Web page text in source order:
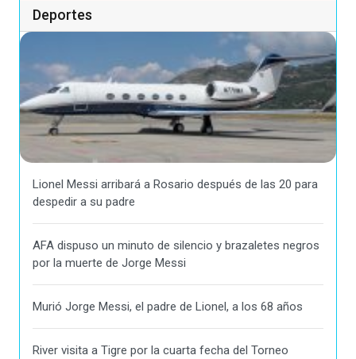
Deportes
Lionel Messi arribará a Rosario después de las 20 para
despedir a su padre
AFA dispuso un minuto de silencio y brazaletes negros
por la muerte de Jorge Messi
Murió Jorge Messi, el padre de Lionel, a los 68 años
River visita a Tigre por la cuarta fecha del Torneo